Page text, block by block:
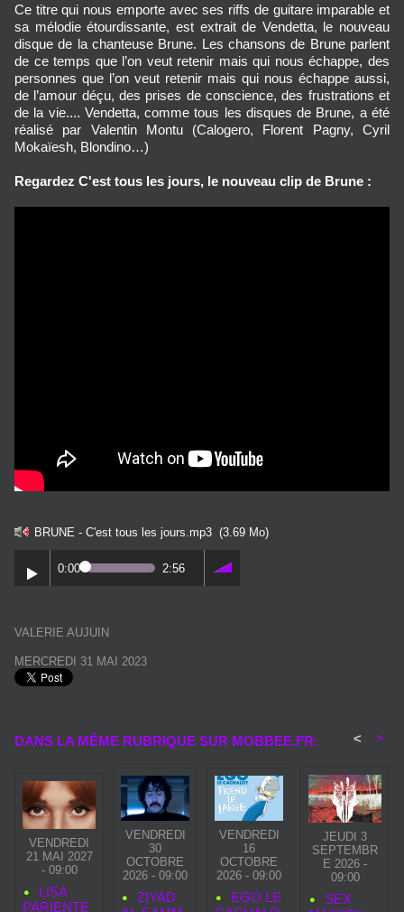
Ce titre qui nous emporte avec ses riffs de guitare imparable et
sa mélodie étourdissante, est extrait de Vendetta, le nouveau
disque de la chanteuse Brune. Les chansons de Brune parlent
de ce temps que l’on veut retenir mais qui nous échappe, des
personnes que l’on veut retenir mais qui nous échappe aussi,
de l’amour déçu, des prises de conscience, des frustrations et
de la vie.... Vendetta, comme tous les disques de Brune, a été
réalisé par Valentin Montu (Calogero, Florent Pagny, Cyril
Mokaïesh, Blondino…)
Regardez C'est tous les jours, le nouveau clip de Brune :
BRUNE - C'est tous les jours.mp3 (3.69 Mo)
0:00 2:56
VALERIE AUJUIN
MERCREDI 31 MAI 2023
DANS LA MÊME RUBRIQUE SUR MOBBEE.FR: < >
VENDREDI
21 MAI 2027
- 09:00
LISA
PARIENTE
VENDREDI
30
OCTOBRE
2026 - 09:00
ZIYAD
VENDREDI
16
OCTOBRE
2026 - 09:00
EGO LE
JEUDI 3
SEPTEMBR
E 2026 -
09:00
SEX